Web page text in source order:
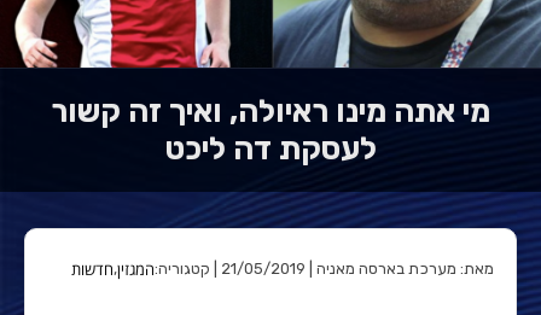
מי אתה מינו ראיולה, ואיך זה קשור
לעסקת דה ליכט
מאת: מערכת בארסה מאניה | 21/05/2019 | קטגוריה: המגזין,חדשות